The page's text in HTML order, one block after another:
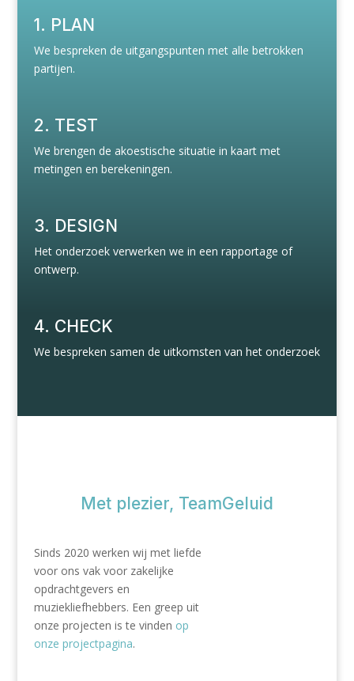
1. PLAN
We bespreken de uitgangspunten met alle betrokken
partijen.
2. TEST
We brengen de akoestische situatie in kaart met
metingen en berekeningen.
3. DESIGN
Het onderzoek verwerken we in een rapportage of
ontwerp.
4. CHECK
We bespreken samen de uitkomsten van het onderzoek
Met plezier, TeamGeluid
Sinds 2020 werken wij met liefde
voor ons vak voor zakelijke
opdrachtgevers en
muziekliefhebbers. Een greep uit
onze projecten is te vinden op
onze projectpagina.